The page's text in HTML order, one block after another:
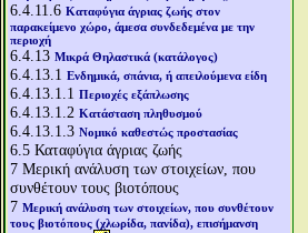
6.4.11.6 Καταφύγια άγριας ζωής στον
παρακείμενο χώρο, άμεσα συνδεδεμένα με την
περιοχή
6.4.13 Μικρά Θηλαστικά (κατάλογος)
6.4.13.1 Ενδημικά, σπάνια, ή απειλούμενα είδη
6.4.13.1.1 Περιοχές εξάπλωσης
6.4.13.1.2 Κατάσταση πληθυσμού
6.4.13.1.3 Νομικό καθεστώς προστασίας
6.5 Καταφύγια άγριας ζωής
7 Μερική ανάλυση των στοιχείων, που
συνθέτουν τους βιοτόπους
7 Μερική ανάλυση των στοιχείων, που συνθέτουν
τους βιοτόπους (χλωρίδα, πανίδα), επισήμανση